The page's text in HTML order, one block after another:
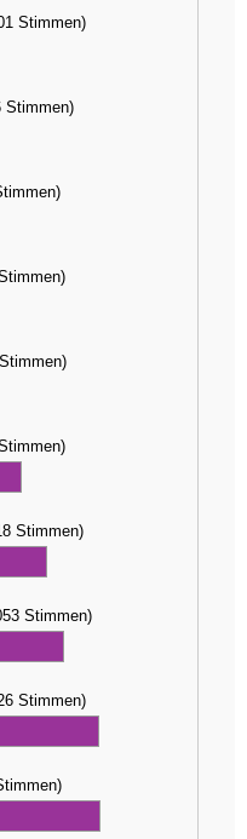
Stimmen
Stimmen
Stimmen
Stimmen
Stimmen